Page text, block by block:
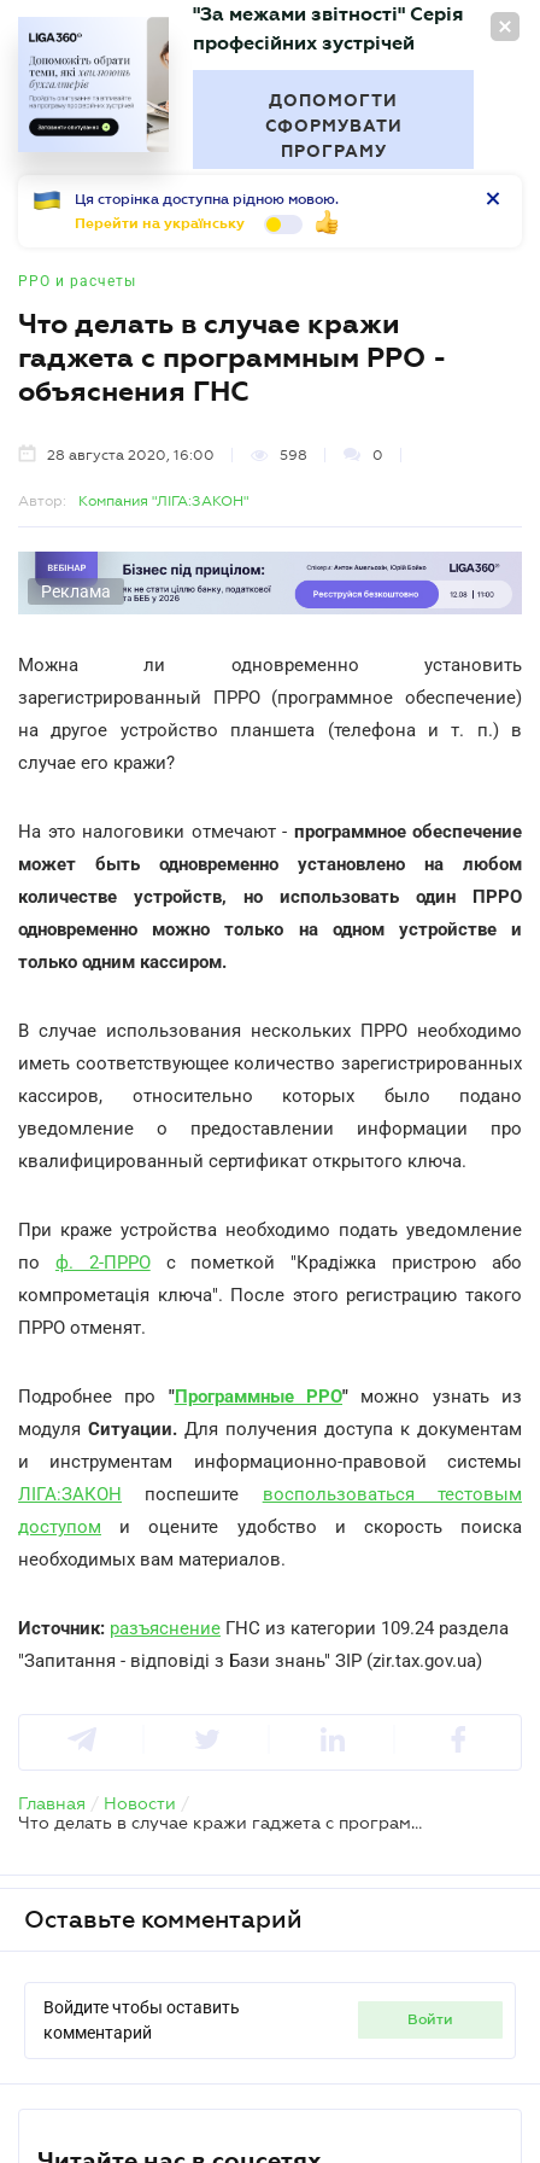
RU
БУХГАЛТЕР
"За межами звітності" Серія
професійних зустрічей
ДОПОМОГТИ
СФОРМУВАТИ
ПРОГРАМУ
Ця сторінка доступна рідною мовою.
Перейти на українську
РРО и расчеты
Что делать в случае кражи
гаджета с программным РРО -
объяснения ГНС
28 августа 2020, 16:00 598 0
Автор: Компания "ЛІГА:ЗАКОН"
Реклама
Можна ли одновременно установить
зарегистрированный ПРРО (программное обеспечение)
на другое устройство планшета (телефона и т. п.) в
случае его кражи?
На это налоговики отмечают - программное обеспечение
может быть одновременно установлено на любом
количестве устройств, но использовать один ПРРО
одновременно можно только на одном устройстве и
только одним кассиром.
В случае использования нескольких ПРРО необходимо
иметь соответствующее количество зарегистрированных
кассиров, относительно которых было подано
уведомление о предоставлении информации про
квалифицированный сертификат открытого ключа.
При краже устройства необходимо подать уведомление
по ф. 2-ПРРОс пометкой "Крадіжка пристрою або
компрометація ключа". После этого регистрацию такого
ПРРО отменят.
Подробнее про "Программные РРО" можно узнать из
модуля Ситуации. Для получения доступа к документам
и инструментам информационно-правовой системы
ЛІГА:ЗАКОН поспешите воспользоваться тестовым
доступом и оцените удобство и скорость поиска
необходимых вам материалов.
Источник: разъяснение ГНС из категории 109.24 раздела
"Запитання - відповіді з Бази знань" ЗІР (zir.tax.gov.ua)
Главная / Новости /
Что делать в случае кражи гаджета с программным РРО - объяснения ГНС
Оставьте комментарий
Войдите чтобы оставить
комментарий
войти